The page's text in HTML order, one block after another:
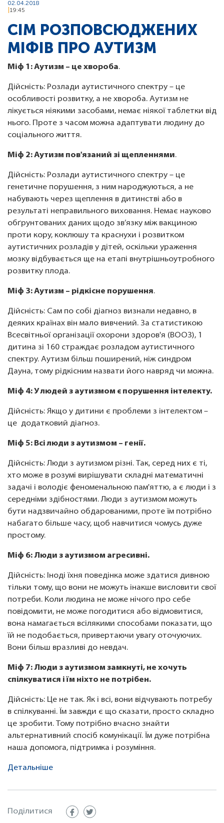
02.04.2018
19:45
СІМ РОЗПОВСЮДЖЕНИХ
МІФІВ ПРО АУТИЗМ
Міф 1: Аутизм – це хвороба.
Дійсність: Розлади аутистичного спектру – це
особливості розвитку, а не хвороба. Аутизм не
лікується ніякими засобами, немає ніякої таблетки від
нього. Проте з часом можна адаптувати людину до
соціального життя.
Міф 2: Аутизм пов'язаний зі щепленнями.
Дійсність: Розлади аутистичного спектру – це
генетичне порушення, з ним народжуються, а не
набувають через щеплення в дитинстві або в
результаті неправильного виховання. Немає науково
обґрунтованих даних щодо зв’язку між вакциною
проти кору, коклюшу та краснухи і розвитком
аутистичних розладів у дітей, оскільки ураження
мозку відбувається ще на етапі внутрішньоутробного
розвитку плода.
Міф 3: Аутизм – рідкісне порушення.
Дійсність: Сам по собі діагноз визнали недавно, в
деяких країнах він мало вивчений. За статистикою
Всесвітньої організації охорони здоров'я (ВООЗ), 1
дитина зі 160 страждає розладом аутистичного
спектру. Аутизм більш поширений, ніж синдром
Дауна, тому рідкісним назвати його навряд чи можна.
Міф 4: У людей з аутизмом є порушення інтелекту.
Дійсність: Якщо у дитини є проблеми з інтелектом –
це додатковий діагноз.
Міф 5: Всі люди з аутизмом – генії.
Дійсність: Люди з аутизмом різні. Так, серед них є ті,
хто може в розумі вирішувати складні математичні
задачі і володіє феноменальною пам'яттю, а є люди і з
середніми здібностями. Люди з аутизмом можуть
бути надзвичайно обдарованими, проте їм потрібно
набагато більше часу, щоб навчитися чомусь дуже
простому.
Міф 6: Люди з аутизмом агресивні.
Дійсність: Іноді їхня поведінка може здатися дивною
тільки тому, що вони не можуть інакше висловити свої
потреби. Коли людина не може нічого про себе
повідомити, не може погодитися або відмовитися,
вона намагається всілякими способами показати, що
їй не подобається, привертаючи увагу оточуючих.
Вони більш вразливі до невдач.
Міф 7: Люди з аутизмом замкнуті, не хочуть
спілкуватися і їм ніхто не потрібен.
Дійсність: Це не так. Як і всі, вони відчувають потребу
в спілкуванні. Їм завжди є що сказати, просто складно
це зробити. Тому потрібно вчасно знайти
альтернативний спосіб комунікації. Їм дуже потрібна
наша допомога, підтримка і розуміння.
Детальніше
Поділитися